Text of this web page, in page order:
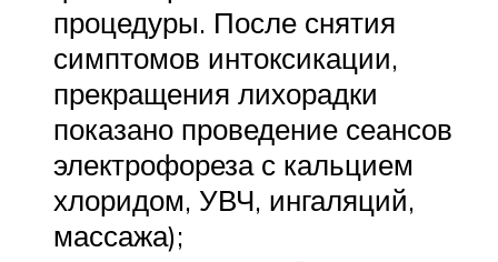
процедуры. После снятия
симптомов интоксикации,
прекращения лихорадки
показано проведение сеансов
электрофореза с кальцием
хлоридом, УВЧ, ингаляций,
массажа);